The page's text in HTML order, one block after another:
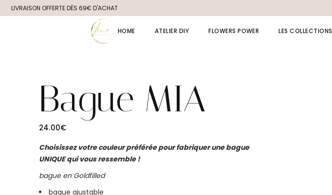
the
LIVRAISON OFFERTE DÈS 69€ D'ACHAT
HOME ATELIER DIY FLOWERS POWER LES COLLECTIONS
Bague MIA
24.00€
Choisissez votre couleur préférée pour fabriquer une bague
UNIQUE qui vous ressemble !
bague en Goldfilled
bague ajustable